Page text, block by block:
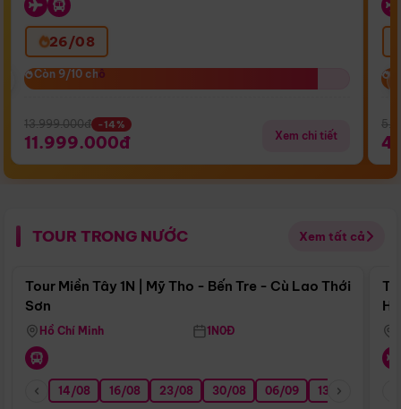
26/08
Còn 9/10 chỗ
Còn 9/10 chỗ
13.999.000đ -14%
11.999.000đ Xem chi tiết
TOUR TRONG NƯỚC Xem tất cả
Điểm nổi bật
Tour Miền Tây 1N | Mỹ Tho - Bến Tre - Cù Lao Thới
Sơn
Hồ Chí Minh 1N0Đ
14/08 16/08 23/08 30/08 06/09 13/09